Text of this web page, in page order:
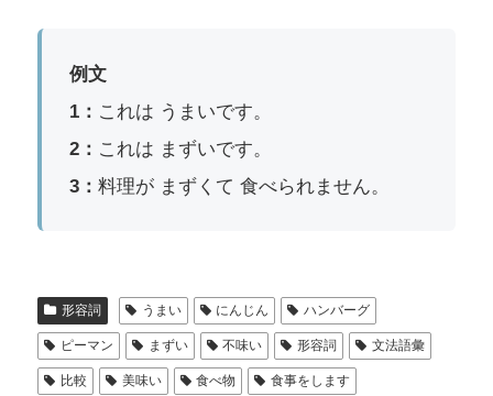
例文
1： これは うまいです。
2： これは まずいです。
3：料理が まずくて 食べられません。
形容詞 うまい にんじん ハンバーグ
ピーマン まずい 不味い 形容詞 文法語彙
比較 美味い 食べ物 食事をします